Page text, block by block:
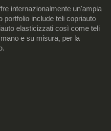
internazionalmente un'ampia
portfolio include teli copriauto
elasticizzati così come teli
e su misura, per la